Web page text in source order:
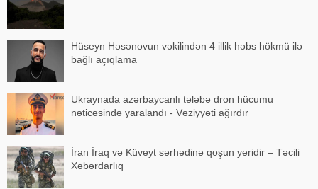
Hüseyn Həsənovun vəkilindən 4 illik həbs hökmü ilə
bağlı açıqlama
Ukraynada azərbaycanlı tələbə dron hücumu
nəticəsində yaralandı - Vəziyyəti ağırdır
İran İraq və Küveyt sərhədinə qoşun yeridir – Təcili
Xəbərdarlıq